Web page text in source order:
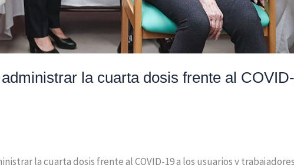
la cuarta dosis frente al
la cuarta dosis frente al COVID-19 a los usuarios y